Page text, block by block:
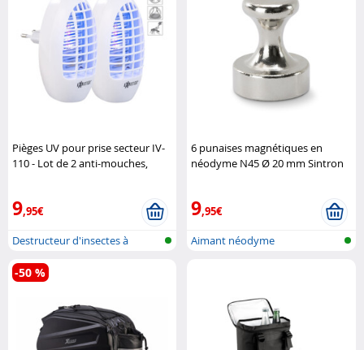
Pièges UV pour prise secteur IV-
110 - Lot de 2 anti-mouches,
9,95€
Destructeur d'insectes à
douille av..
6 punaises magnétiques en
néodyme N45 Ø 20 mm Sintron
9,95€
Aimant néodyme
-50 %